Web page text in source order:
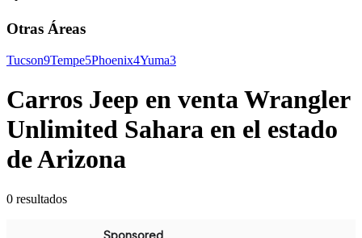
Otras Áreas
Tucson9Tempe5Phoenix4Yuma3
Carros Jeep en venta Wrangler
Unlimited Sahara en el estado
de Arizona
0 resultados